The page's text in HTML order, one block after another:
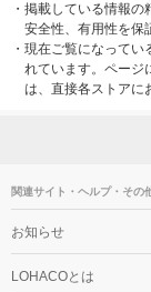
・ 掲載している情報の
安全性、有用性を保
・ 現在ご覧になってい
れています。ページ
は、直接各ストアに
関連サイト・ヘルプ・その
お知らせ
LOHACOとは